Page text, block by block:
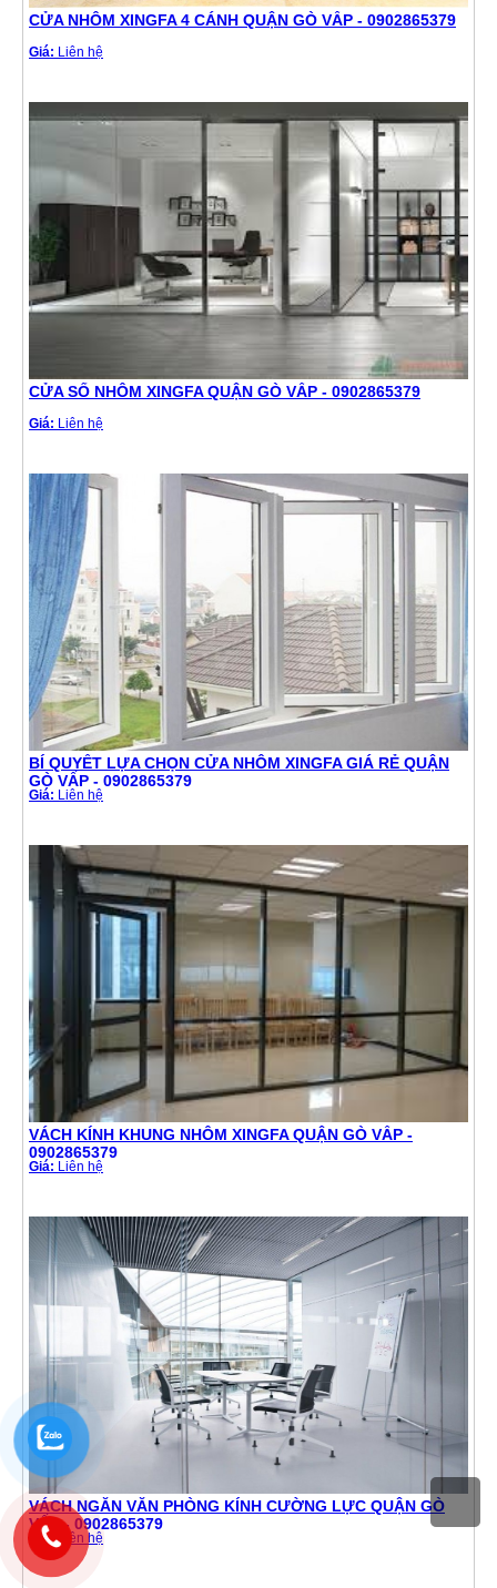
CỬA NHÔM XINGFA 4 CÁNH QUẬN GÒ VẤP - 0902865379
Giá: Liên hệ
CỬA SỔ NHÔM XINGFA QUẬN GÒ VẤP - 0902865379
Giá: Liên hệ
BÍ QUYẾT LỰA CHỌN CỬA NHÔM XINGFA GIÁ RẺ QUẬN
GÒ VẤP - 0902865379
Giá: Liên hệ
VÁCH KÍNH KHUNG NHÔM XINGFA QUẬN GÒ VẤP -
0902865379
Giá: Liên hệ
VÁCH NGĂN VĂN PHÒNG KÍNH CƯỜNG LỰC QUẬN GÒ
VẤP - 0902865379
Giá:Liên hệ